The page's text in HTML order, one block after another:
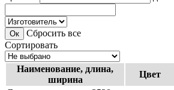
Сбросить все
Сортировать
Наименование, длина,
ширина
Цвет